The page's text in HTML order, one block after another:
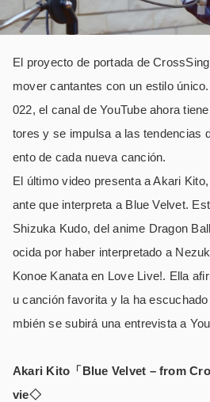
El proyecto de portada de
mover cantantes con un estilo
022, el canal de YouTube ahora
tores y se impulsa a las tendencias
ento de cada nueva canción.
El último video presenta a Akari
ante que interpreta a Blue Velvet.
Shizuka Kudo, del anime Dragon
ocida por haber interpretado a
Konoe Kanata en Love Live!. Ella
u canción favorita y la ha
mbién se subirá una entrevista a
Akari Kito「Blue Velvet – from
vie◇